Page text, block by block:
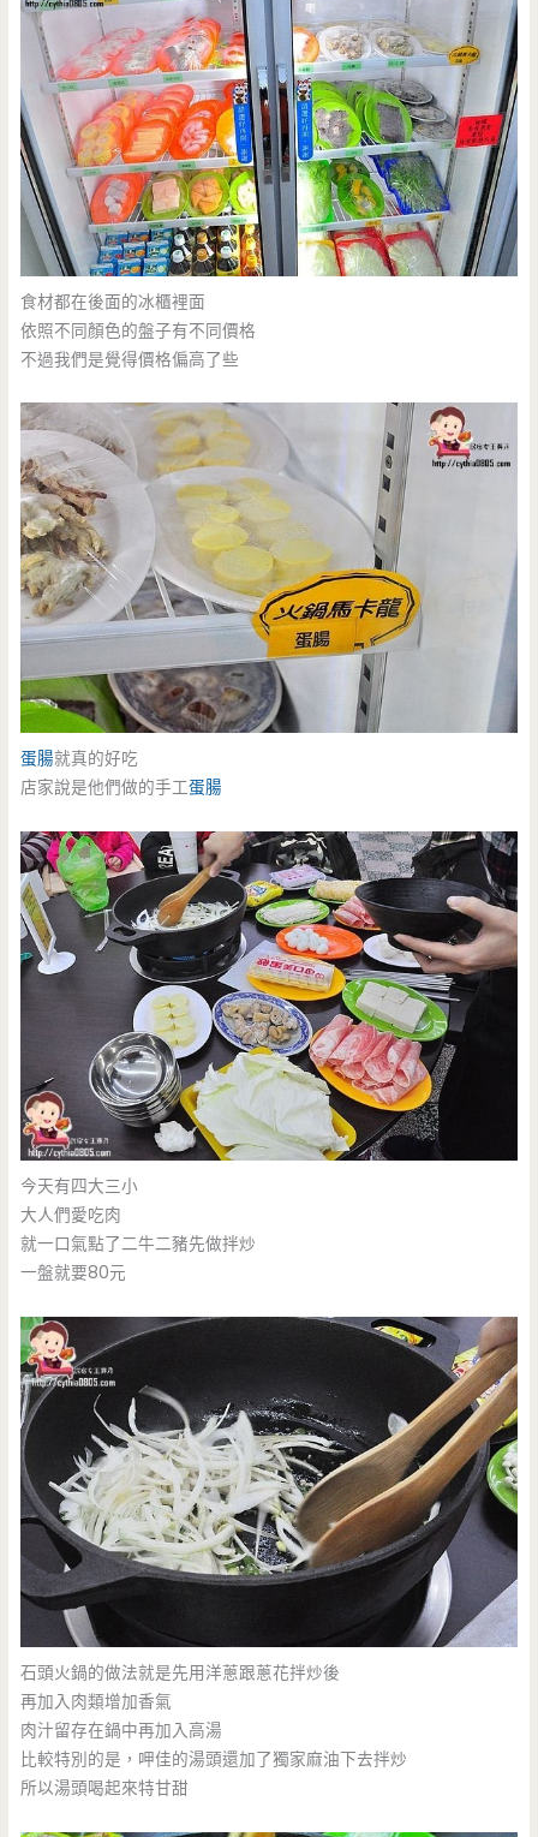
食材都在後面的冰櫃裡面
依照不同顏色的盤子有不同價格
不過我們是覺得價格偏高了些
蛋腸就真的好吃
店家說是他們做的手工蛋腸
今天有四大三小
大人們愛吃肉
就一口氣點了二牛二豬先做拌炒
一盤就要80元
石頭火鍋的做法就是先用洋蔥跟蔥花拌炒後
再加入肉類增加香氣
肉汁留存在鍋中再加入高湯
比較特別的是，呷佳的湯頭還加了獨家麻油下去拌炒
所以湯頭喝起來特甘甜